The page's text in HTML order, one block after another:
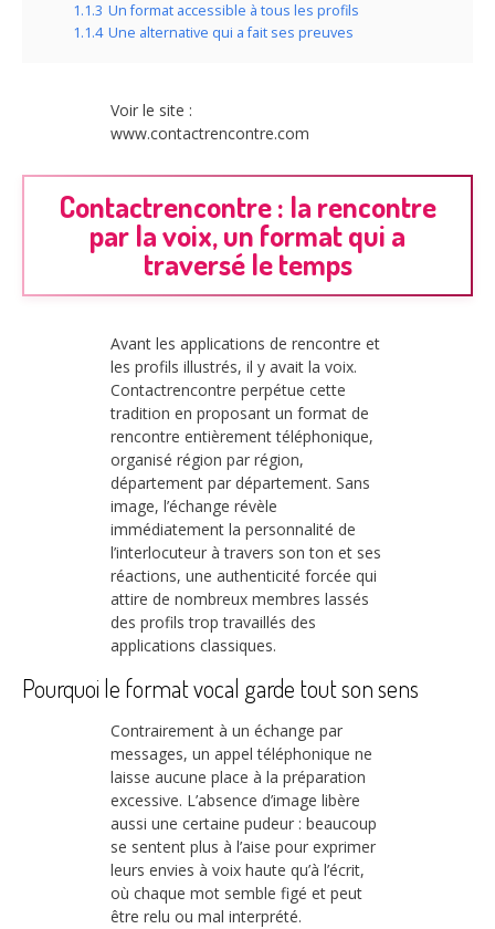
1.1.3 Un format accessible à tous les profils
1.1.4 Une alternative qui a fait ses preuves
Voir le site :
www.contactrencontre.com
Contactrencontre : la rencontre
par la voix, un format qui a
traversé le temps
Avant les applications de rencontre et
les profils illustrés, il y avait la voix.
Contactrencontre perpétue cette
tradition en proposant un format de
rencontre entièrement téléphonique,
organisé région par région,
département par département. Sans
image, l’échange révèle
immédiatement la personnalité de
l’interlocuteur à travers son ton et ses
réactions, une authenticité forcée qui
attire de nombreux membres lassés
des profils trop travaillés des
applications classiques.
Pourquoi le format vocal garde tout son sens
Contrairement à un échange par
messages, un appel téléphonique ne
laisse aucune place à la préparation
excessive. L’absence d’image libère
aussi une certaine pudeur : beaucoup
se sentent plus à l’aise pour exprimer
leurs envies à voix haute qu’à l’écrit,
où chaque mot semble figé et peut
être relu ou mal interprété.